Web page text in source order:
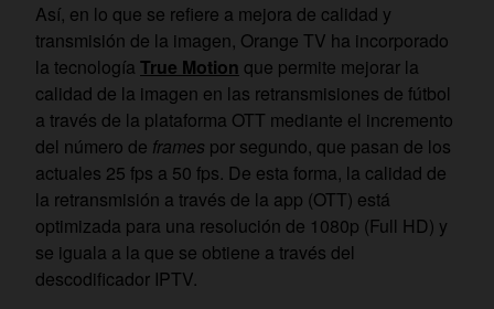
Así, en lo que se refiere a mejora de calidad y
transmisión de la imagen, Orange TV ha incorporado
la tecnología True Motion que permite mejorar la
calidad de la imagen en las retransmisiones de fútbol
a través de la plataforma OTT mediante el incremento
del número de frames por segundo, que pasan de los
actuales 25 fps a 50 fps. De esta forma, la calidad de
la retransmisión a través de la app (OTT) está
optimizada para una resolución de 1080p (Full HD) y
se iguala a la que se obtiene a través del
descodificador IPTV.